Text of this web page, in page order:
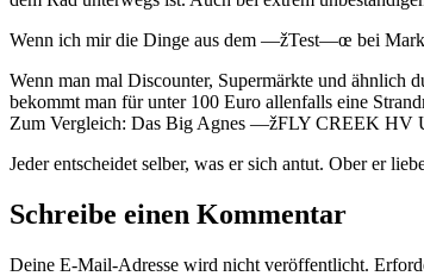
Wenn ich mir die Dinge aus dem —žTest—œ bei
Wenn man mal Discounter, Supermärkte und ähnlich
bekommt man für unter 100 Euro allenfalls eine
Zum Vergleich: Das Big Agnes —žFLY CREEK HV
Jeder entscheidet selber, was er sich antut. Ober er
Schreibe einen Kommentar
Deine E-Mail-Adresse wird nicht veröffentlicht.